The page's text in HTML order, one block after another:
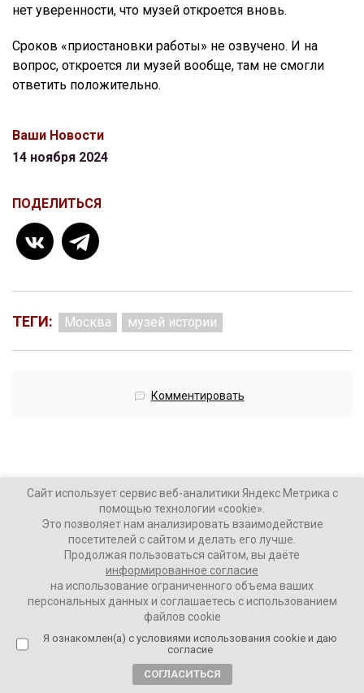
нет уверенности, что музей откроется вновь.
Сроков «приостановки работы» не озвучено. И на
вопрос, откроется ли музей вообще, там не смогли
ответить положительно.
Ваши Новости
14 ноября 2024
ПОДЕЛИТЬСЯ
ТЕГИ: Москва музей истории
Комментировать
Захар Прилепин стал
номинантом на главную
просветительскую награду
России
2 года назад
ВАШИ НОВОСТИ
В шорт-лист «Знание. Премия – 2024» в номинации «За
Сайт использует сервис веб-аналитики Яндекс Метрика с
помощью технологии «cookie».
Это позволяет нам анализировать взаимодействие
посетителей с сайтом и делать его лучше.
Продолжая пользоваться сайтом, вы даёте
информированное согласие
на использование ограниченного объема ваших
персональных данных и соглашаетесь с использованием
файлов cookie
Я ознакомлен(а) с условиями использования cookie и даю
согласие
СОГЛАСИТЬСЯ